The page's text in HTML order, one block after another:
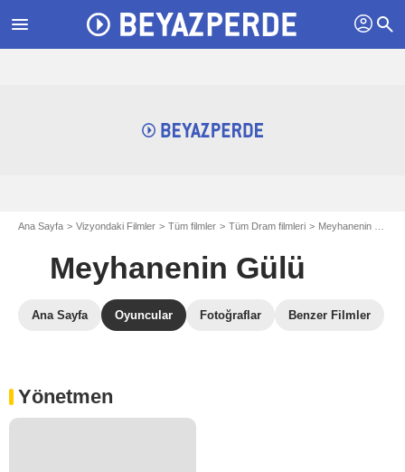
menu profil search
Ana Sayfa Vizyondaki Filmler Tüm filmler Tüm Dram filmleri Meyhanenin Gülü
Meyhanenin Gülü
Ana Sayfa Oyuncular Fotoğraflar Benzer Filmler
Yönetmen